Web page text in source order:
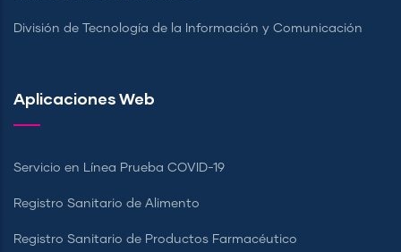
División de Tecnología de la Información y Comunicación
Aplicaciones Web
Servicio en Línea Prueba COVID-19
Registro Sanitario de Alimento
Registro Sanitario de Productos Farmacéutico